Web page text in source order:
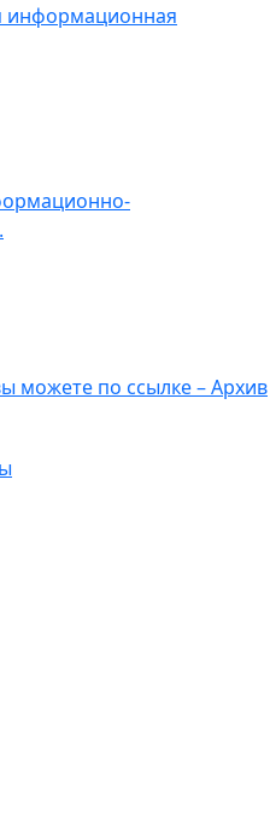
информационная
можете по ссылке – Архив